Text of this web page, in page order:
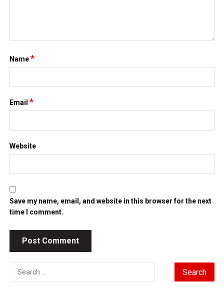
Name*
Email*
Website
Save my name, email, and website in this browser for the next
time I comment.
Search